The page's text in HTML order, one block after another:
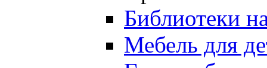
Библиотеки
Мебель для